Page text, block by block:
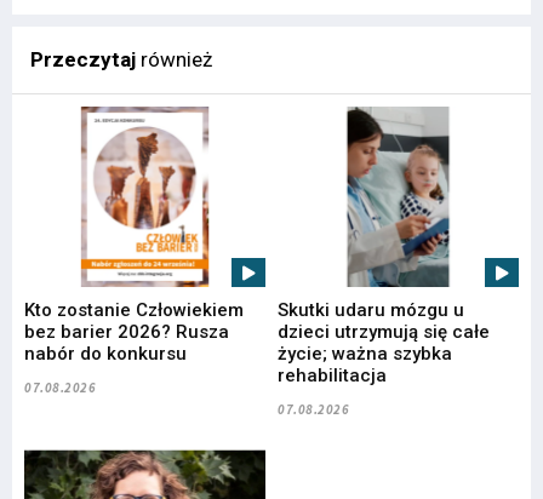
Przeczytaj również
Kto zostanie Człowiekiem
bez barier 2026? Rusza
nabór do konkursu
07.08.2026
Skutki udaru mózgu u
dzieci utrzymują się całe
życie; ważna szybka
rehabilitacja
07.08.2026